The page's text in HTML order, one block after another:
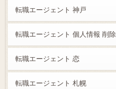
転職エージェント 神戸
転職エージェント 個人情報 削除
転職エージェント 恋
転職エージェント 札幌